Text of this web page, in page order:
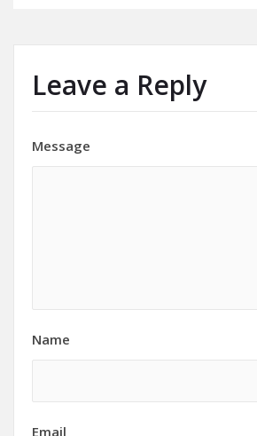
Leave a Reply
Message
Name
Email